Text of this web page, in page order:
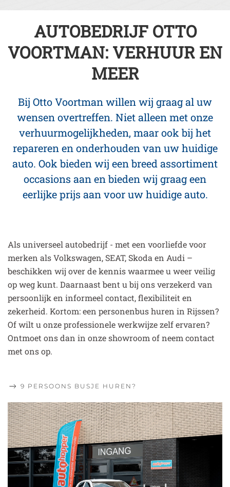
AUTOBEDRIJF OTTO
VOORTMAN: VERHUUR EN
MEER
Bij Otto Voortman willen wij graag al uw
wensen overtreffen. Niet alleen met onze
verhuurmogelijkheden, maar ook bij het
repareren en onderhouden van uw huidige
auto. Ook bieden wij een breed assortiment
occasions aan en bieden wij graag een
eerlijke prijs aan voor uw huidige auto.
Als universeel autobedrijf - met een voorliefde voor
merken als Volkswagen, SEAT, Skoda en Audi –
beschikken wij over de kennis waarmee u weer veilig
op weg kunt. Daarnaast bent u bij ons verzekerd van
persoonlijk en informeel contact, flexibiliteit en
zekerheid. Kortom: een personenbus huren in Rijssen?
Of wilt u onze professionele werkwijze zelf ervaren?
Ontmoet ons dan in onze showroom of neem contact
met ons op.
9 PERSOONS BUSJE HUREN?